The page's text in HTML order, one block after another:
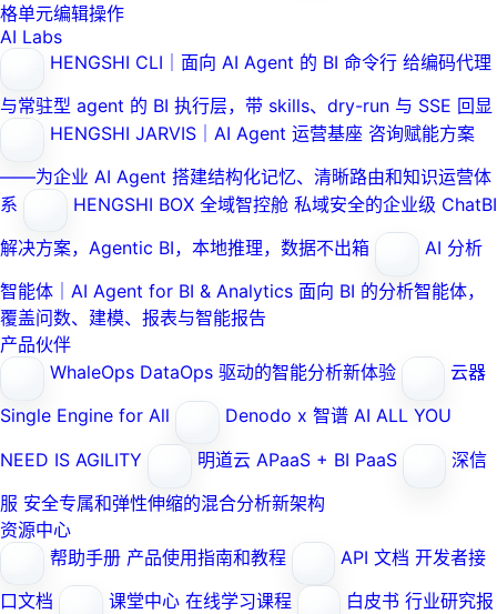
格单元编辑操作
AI Labs
HENGSHI CLI｜面向 AI Agent 的 BI 命令行 给编码代理
与常驻型 agent 的 BI 执行层，带 skills、dry-run 与 SSE 回显
HENGSHI JARVIS｜AI Agent 运营基座 咨询赋能方案
——为企业 AI Agent 搭建结构化记忆、清晰路由和知识运营体
系
HENGSHI BOX 全域智控舱 私域安全的企业级 ChatBI
解决方案，Agentic BI，本地推理，数据不出箱
AI 分析
智能体｜AI Agent for BI & Analytics 面向 BI 的分析智能体，
覆盖问数、建模、报表与智能报告
产品伙伴
WhaleOps DataOps 驱动的智能分析新体验
云器
Single Engine for All
Denodo x 智谱 AI ALL YOU
NEED IS AGILITY
明道云 APaaS + BI PaaS
深信
服 安全专属和弹性伸缩的混合分析新架构
资源中心
帮助手册 产品使用指南和教程 API 文档 开发者接
口文档
课堂中心 在线学习课程 白皮书 行业研究报